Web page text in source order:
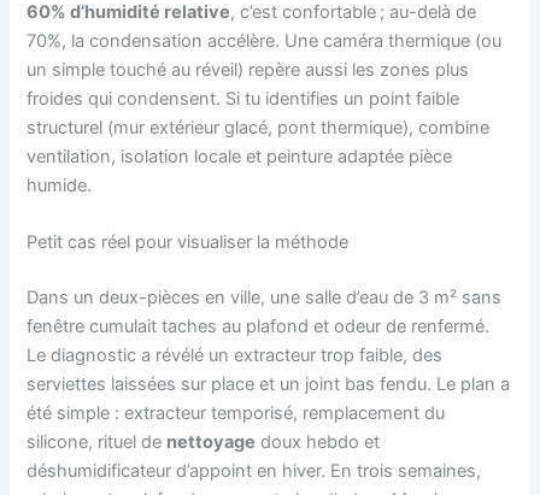
60% d’humidité relative, c’est confortable ; au-delà de
70%, la condensation accélère. Une caméra thermique (ou
un simple touché au réveil) repère aussi les zones plus
froides qui condensent. Si tu identifies un point faible
structurel (mur extérieur glacé, pont thermique), combine
ventilation, isolation locale et peinture adaptée pièce
humide.
Petit cas réel pour visualiser la méthode
Dans un deux-pièces en ville, une salle d’eau de 3 m² sans
fenêtre cumulait taches au plafond et odeur de renfermé.
Le diagnostic a révélé un extracteur trop faible, des
serviettes laissées sur place et un joint bas fendu. Le plan a
été simple : extracteur temporisé, remplacement du
silicone, rituel de nettoyage doux hebdo et
déshumidificateur d’appoint en hiver. En trois semaines,